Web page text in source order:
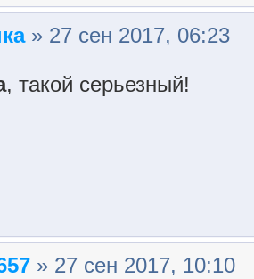
» 27 сен 2017, 06:23
, такой серьезный!
» 27 сен 2017, 10:10